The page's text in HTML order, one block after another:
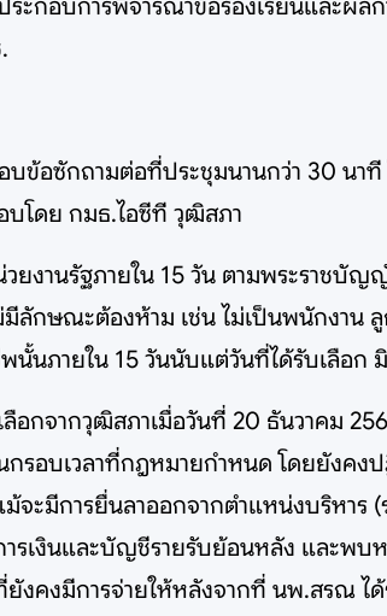
ะกอบการพิจารณาข้อร้องเรียนและผ
อบข้อซักถามต่อที่ประชุมนานกว่า 30
บโดย กมธ.ไอซีที วุฒิสภา
ยงานรัฐภายใน 15 วัน ตามพระราชบั
ลักษณะต้องห้าม เช่น ไม่เป็นพนักงาน
นภายใน 15 วันนับแต่วันที่ได้รับเลือก
อกจากวุฒิสภาเมื่อวันที่ 20 ธันวาคม
กรอบเวลาที่กฎหมายกำหนด โดยยัง
ะมีการยื่นลาออกจากตำแหน่งบริหา
รเงินและบัญชีรายรับย้อนหลัง และพบ
งคงมีการจ่ายให้หลังจากที่ นพ.สรณ ไ